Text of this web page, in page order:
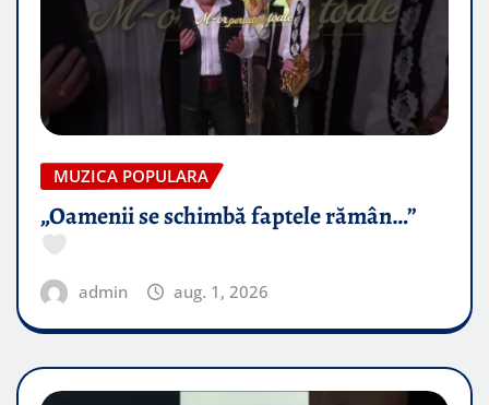
MUZICA POPULARA
„Oamenii se schimbă faptele rămân…”
admin aug. 1, 2026